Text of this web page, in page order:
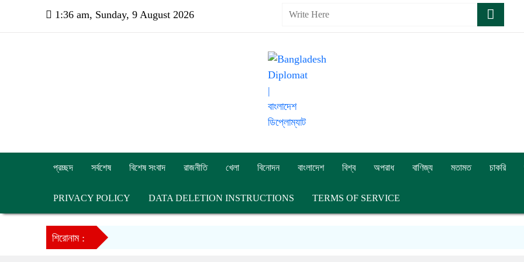
1:36 am, Sunday, 9 August 2026
প্রচ্ছদ সর্বশেষ বিশেষ সংবাদ রাজনীতি খেলা বিনোদন বাংলাদেশ বিশ্ব অপরাধ বাণিজ্য মতামত চাকরি
PRIVACY POLICY DATA DELETION INSTRUCTIONS TERMS OF SERVICE
শিরোনাম :